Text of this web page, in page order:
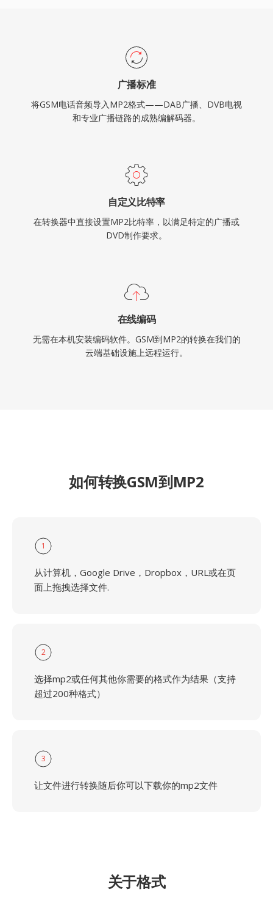
广播标准
将GSM电话音频导入MP2格式——DAB广播、DVB电视
和专业广播链路的成熟编解码器。
自定义比特率
在转换器中直接设置MP2比特率，以满足特定的广播或
DVD制作要求。
在线编码
无需在本机安装编码软件。GSM到MP2的转换在我们的
云端基础设施上远程运行。
如何转换GSM到MP2
1
从计算机，Google Drive，Dropbox，URL或在页
面上拖拽选择文件.
2
选择mp2或任何其他你需要的格式作为结果（支持
超过200种格式）
3
让文件进行转换随后你可以下载你的mp2文件
关于格式